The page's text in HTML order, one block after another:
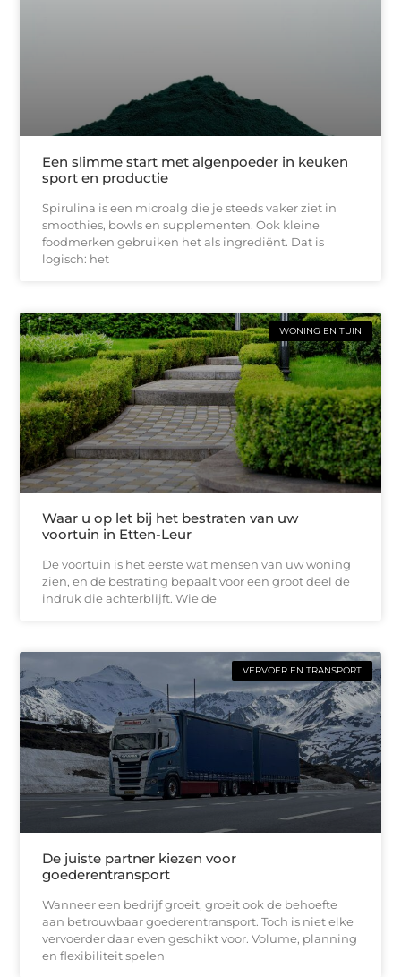
Een slimme start met algenpoeder in keuken
sport en productie
Spirulina is een microalg die je steeds vaker ziet in
smoothies, bowls en supplementen. Ook kleine
foodmerken gebruiken het als ingrediënt. Dat is
logisch: het
WONING EN TUIN
Waar u op let bij het bestraten van uw
voortuin in Etten-Leur
De voortuin is het eerste wat mensen van uw woning
zien, en de bestrating bepaalt voor een groot deel de
indruk die achterblijft. Wie de
VERVOER EN TRANSPORT
De juiste partner kiezen voor
goederentransport
Wanneer een bedrijf groeit, groeit ook de behoefte
aan betrouwbaar goederentransport. Toch is niet elke
vervoerder daar even geschikt voor. Volume, planning
en flexibiliteit spelen